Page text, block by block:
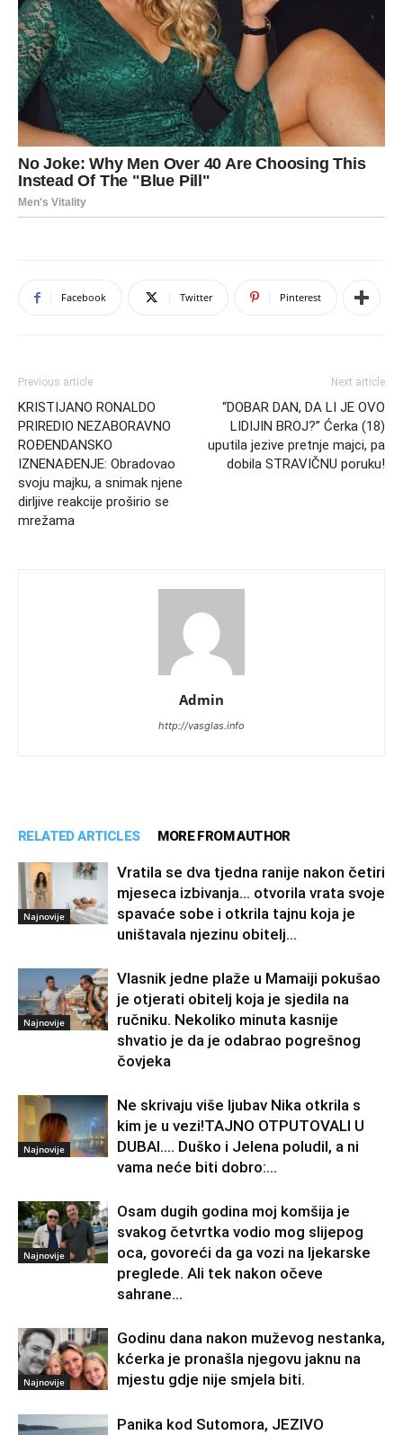
Facebook Twitter Pinterest
Previous article
KRISTIJANO RONALDO
PRIREDIO NEZABORAVNO
ROĐENDANSKO
IZNENAĐENJE: Obradovao
svoju majku, a snimak njene
dirljive reakcije proširio se
mrežama
Next article
“DOBAR DAN, DA LI JE OVO
LIDIJIN BROJ?” Ćerka (18)
uputila jezive pretnje majci, pa
dobila STRAVIČNU poruku!
Admin
http://vasglas.info
RELATED ARTICLES MORE FROM AUTHOR
Najnovije
Vratila se dva tjedna ranije nakon četiri
mjeseca izbivanja… otvorila vrata svoje
spavaće sobe i otkrila tajnu koja je
uništavala njezinu obitelj…
Najnovije
Vlasnik jedne plaže u Mamaiji pokušao
je otjerati obitelj koja je sjedila na
ručniku. Nekoliko minuta kasnije
shvatio je da je odabrao pogrešnog
čovjeka
Najnovije
Ne skrivaju više ljubav Nika otkrila s
kim je u vezi!TAJNO OTPUTOVALI U
DUBAI…. Duško i Jelena poludil, a ni
vama neće biti dobro:...
Najnovije
Osam dugih godina moj komšija je
svakog četvrtka vodio mog slijepog
oca, govoreći da ga vozi na ljekarske
preglede. Ali tek nakon očeve
sahrane...
Najnovije
Godinu dana nakon muževog nestanka,
kćerka je pronašla njegovu jaknu na
mjestu gdje nije smjela biti.
Panika kod Sutomora, JEZIVO